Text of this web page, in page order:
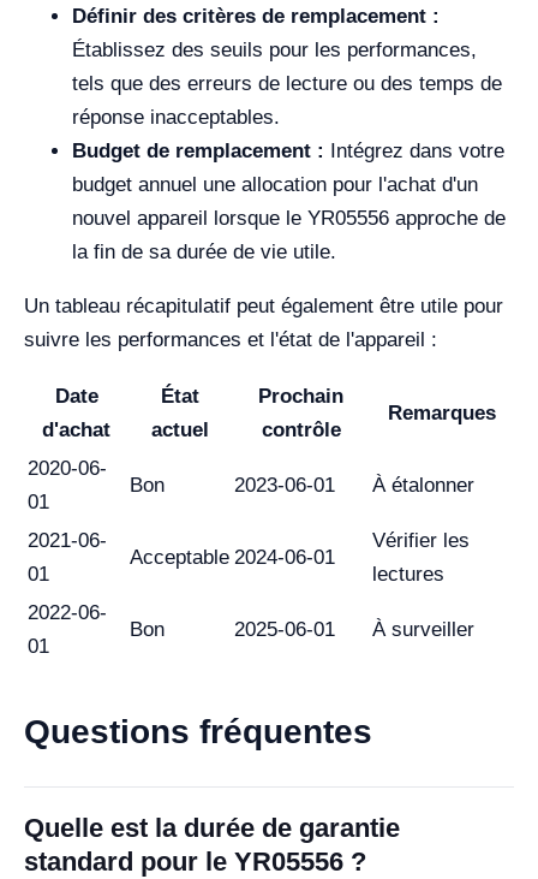
Définir des critères de remplacement :
Établissez des seuils pour les performances,
tels que des erreurs de lecture ou des temps de
réponse inacceptables.
Budget de remplacement :
Intégrez dans votre
budget annuel une allocation pour l'achat d'un
nouvel appareil lorsque le YR05556 approche de
la fin de sa durée de vie utile.
Un tableau récapitulatif peut également être utile pour
suivre les performances et l'état de l'appareil :
Date
d'achat
État
actuel
Prochain
contrôle
Remarques
2020-06-
01
Bon 2023-06-01 À étalonner
2021-06-
01
Acceptable 2024-06-01
Vérifier les
lectures
2022-06-
01
Bon 2025-06-01 À surveiller
Questions fréquentes
Quelle est la durée de garantie
standard pour le YR05556 ?